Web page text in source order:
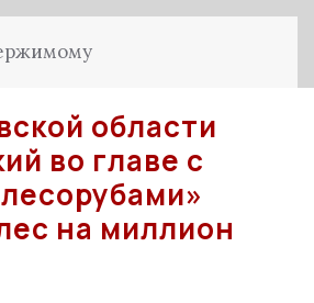
области
во главе с
на миллион